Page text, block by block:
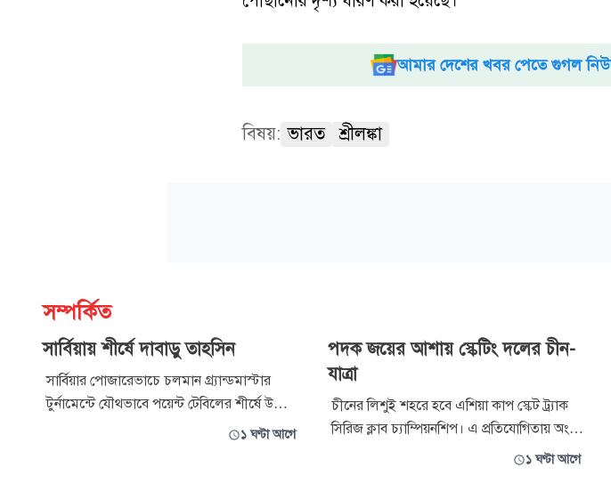
আমার দেশের খবর পেতে গুগল
বিষয়: ভারত শ্রীলঙ্কা
সম্পর্কিত
সার্বিয়ায় শীর্ষে দাবাড়ু তাহসিন
সার্বিয়ার পোজারেভাচে চলমান গ্র্যান্ডমাস্টার
টুর্নামেন্টে যৌথভাবে পয়েন্ট টেবিলের শীর্ষে উঠে
এসেছেন বাংলাদেশের তরুণ ফিদে মাস্টার১ ঘণ্টা আগে
পদক জয়ের আশায় স্কেটিং দলের চীন-
যাত্রা
চীনের লিশুই শহরে হবে এশিয়া কাপ স্কেট ট্র্যাক
সিরিজ ক্লাব চ্যাম্পিয়নশিপ। এ প্রতিযোগিতায় অংশ
নিতে আজ বৃহস্পতিবার রাতেই কর্মকর্তাসহ ২৭
১ ঘণ্টা আগে